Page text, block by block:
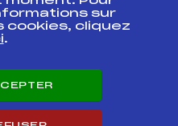
sur
cookies, cliquez
.